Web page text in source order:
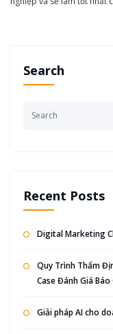
Search
Recent Posts
Digital Marketing
Quy Trình Thẩm
Case Đánh Giá Báo
Giải pháp AI cho